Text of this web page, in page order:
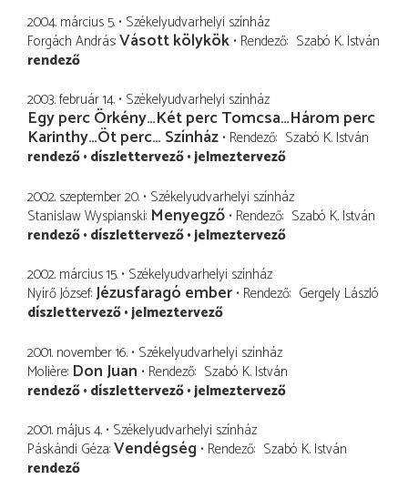
2004. március 5. Székelyudvarhelyi színház
Forgách András Vásott kölykök Rendező Szabó K. István
rendező
2003. február 14. Székelyudvarhelyi színház
Egy perc Örkény…Két perc Tomcsa…Három perc
Karinthy…Öt perc… Színház Rendező Szabó K. István
rendező díszlettervező jelmeztervező
2002. szeptember 20. Székelyudvarhelyi színház
Stanislaw Wyspianski Menyegző Rendező Szabó K. István
rendező díszlettervező jelmeztervező
2002. március 15. Székelyudvarhelyi színház
Nyírő József Jézusfaragó ember Rendező Gergely László
díszlettervező jelmeztervező
2001. november 16. Székelyudvarhelyi színház
Molière Don Juan Rendező Szabó K. István
rendező díszlettervező jelmeztervező
2001. május 4. Székelyudvarhelyi színház
Páskándi Géza Vendégség Rendező Szabó K. István
rendező